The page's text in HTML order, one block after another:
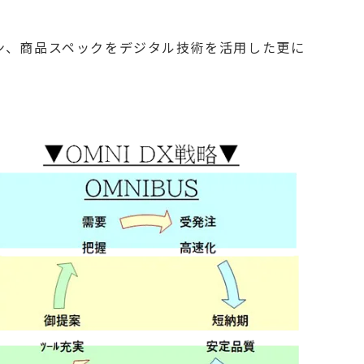
商品スペックをデジタル技術を活用した更に